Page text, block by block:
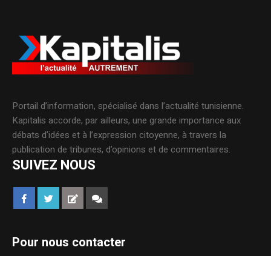
Portail d’information, spécialisé dans l’actualité tunisienne.
Kapitalis accorde, par ailleurs, une grande importance aux
débats d’idées et à l’expression citoyenne, à travers la
publication de tribunes, d’opinions et de commentaires.
SUIVEZ NOUS
Pour nous contacter